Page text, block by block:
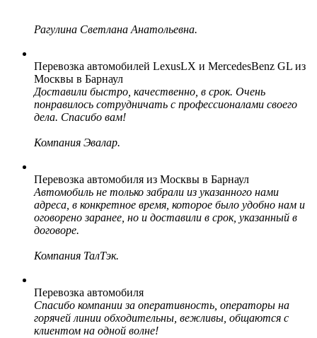
Рагулина Светлана Анатольевна.
Перевозка автомобилей LexusLX и MercedesBenz GL из
Москвы в Барнаул
Доставили быстро, качественно, в срок. Очень
понравилось сотрудничать с профессионалами своего
дела. Спасибо вам!
Компания Эвалар.
Перевозка автомобиля из Москвы в Барнаул
Автомобиль не только забрали из указанного нами
адреса, в конкретное время, которое было удобно нам и
оговорено заранее, но и доставили в срок, указанный в
договоре.
Компания ТалТэк.
Перевозка автомобиля
Спасибо компании за оперативность, операторы на
горячей линии обходительны, вежливы, общаются с
клиентом на одной волне!